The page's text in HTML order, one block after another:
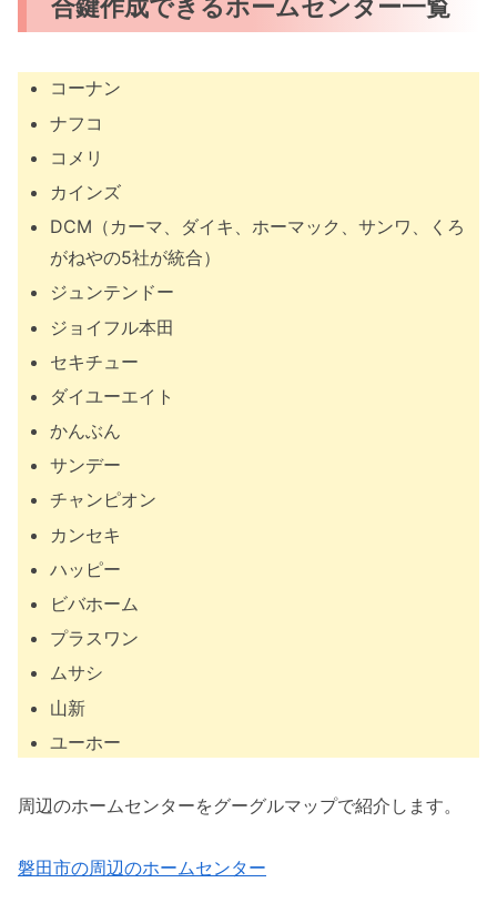
合鍵作成できるホームセンター一覧
コーナン
ナフコ
コメリ
カインズ
DCM（カーマ、ダイキ、ホーマック、サンワ、くろ
がねやの5社が統合）
ジュンテンドー
ジョイフル本田
セキチュー
ダイユーエイト
かんぶん
サンデー
チャンピオン
カンセキ
ハッピー
ビバホーム
プラスワン
ムサシ
山新
ユーホー
周辺のホームセンターをグーグルマップで紹介します。
磐田市の周辺のホームセンター